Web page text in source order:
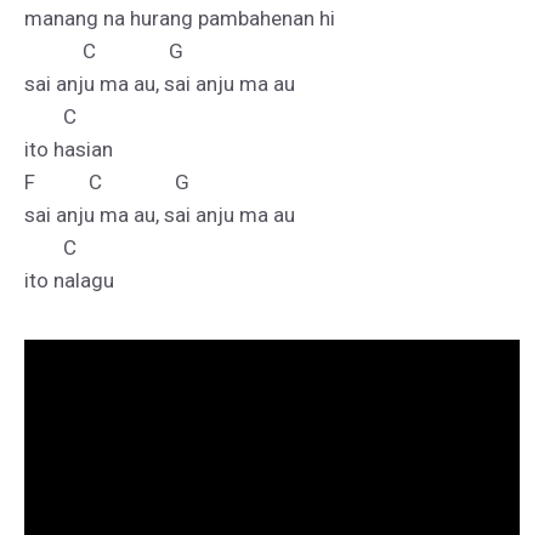
manang na hurang pambahenan hi
sai anju ma au, sai anju ma au
ito hasian
F           C               G
sai anju ma au, sai anju ma au